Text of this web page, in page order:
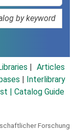
Articles
Interlibrary
| Catalog Guide
Forschung